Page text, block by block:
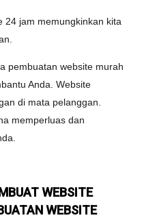
24 jam memungkinkan kita
pembuatan website murah
Anda. Website
di mata pelanggan.
memperluas dan
WEBSITE
WEBSITE